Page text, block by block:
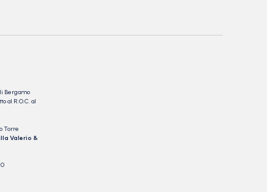
Bergamo
al R.O.C. al
Torre
Valerio &